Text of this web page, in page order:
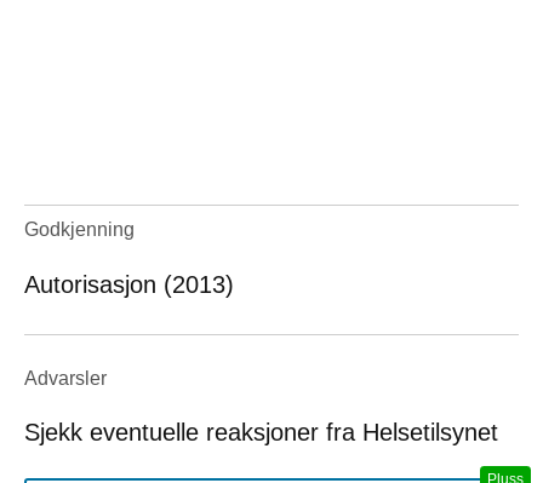
Godkjenning
Autorisasjon (2013)
Advarsler
Sjekk eventuelle reaksjoner fra Helsetilsynet